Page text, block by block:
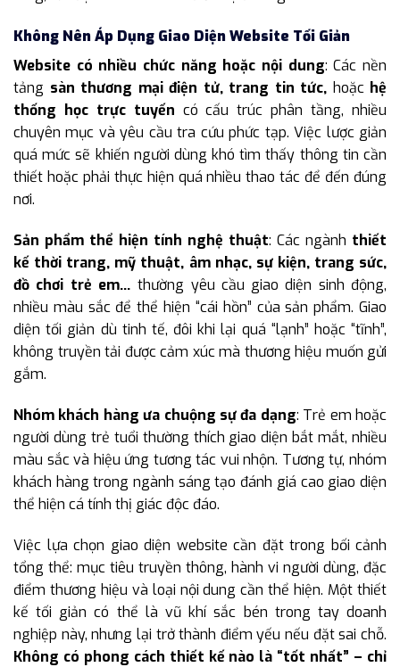
Không Nên Áp Dụng Giao Diện Website Tối Giản
Website có nhiều chức năng hoặc nội dung: Các nền
tảng sàn thương mại điện tử, trang tin tức, hoặc hệ
thống học trực tuyến có cấu trúc phân tầng, nhiều
chuyên mục và yêu cầu tra cứu phức tạp. Việc lược giản
quá mức sẽ khiến người dùng khó tìm thấy thông tin cần
thiết hoặc phải thực hiện quá nhiều thao tác để đến đúng
nơi.
Sản phẩm thể hiện tính nghệ thuật: Các ngành thiết
kế thời trang, mỹ thuật, âm nhạc, sự kiện, trang sức,
đồ chơi trẻ em… thường yêu cầu giao diện sinh động,
nhiều màu sắc để thể hiện “cái hồn” của sản phẩm. Giao
diện tối giản dù tinh tế, đôi khi lại quá “lạnh” hoặc “tĩnh”,
không truyền tải được cảm xúc mà thương hiệu muốn gửi
gắm.
Nhóm khách hàng ưa chuộng sự đa dạng: Trẻ em hoặc
người dùng trẻ tuổi thường thích giao diện bắt mắt, nhiều
màu sắc và hiệu ứng tương tác vui nhộn. Tương tự, nhóm
khách hàng trong ngành sáng tạo đánh giá cao giao diện
thể hiện cá tính thị giác độc đáo.
Việc lựa chọn giao diện website cần đặt trong bối cảnh
tổng thể: mục tiêu truyền thông, hành vi người dùng, đặc
điểm thương hiệu và loại nội dung cần thể hiện. Một thiết
kế tối giản có thể là vũ khí sắc bén trong tay doanh
nghiệp này, nhưng lại trở thành điểm yếu nếu đặt sai chỗ.
Không có phong cách thiết kế nào là “tốt nhất” – chỉ